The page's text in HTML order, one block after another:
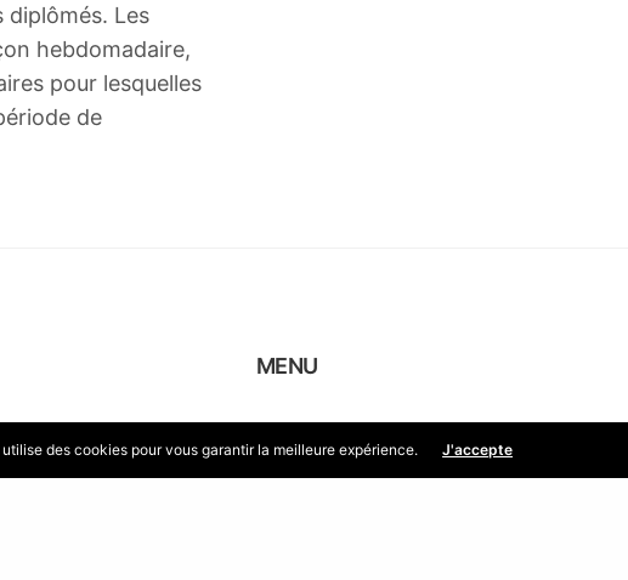
diplômés. Les
hebdomadaire,
pour lesquelles
de
: 9 h – 12 h
MENU
→ Accueil
→ La commune
des cookies pour vous garantir la meilleure expérience. J'accepte